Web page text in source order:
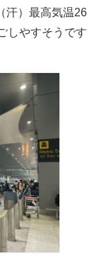
汗）最高気温26
しやすそうです